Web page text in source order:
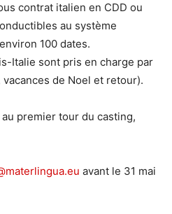
contrat italien en CDD ou
au système
100 dates.
Italie sont pris en charge par
de Noel et retour).
premier tour du casting,
avant le 31 mai